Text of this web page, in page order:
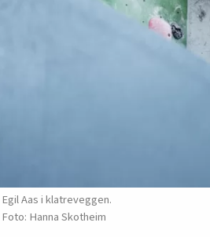
Egil Aas i klatreveggen.
Hanna Skotheim